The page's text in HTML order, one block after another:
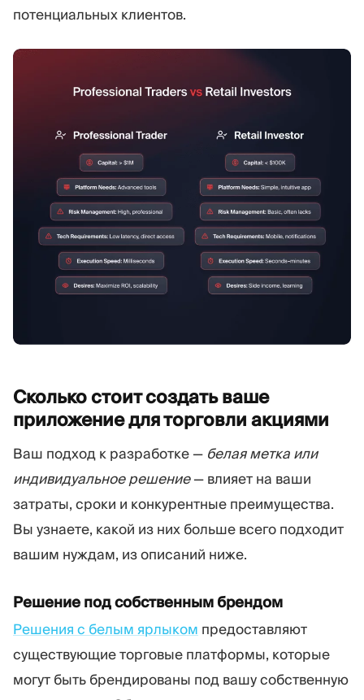
потенциальных клиентов.
Сколько стоит создать ваше
приложение для торговли акциями
Ваш подход к разработке — белая метка или
индивидуальное решение— влияет на ваши
затраты, сроки и конкурентные преимущества.
Вы узнаете, какой из них больше всего подходит
вашим нуждам, из описаний ниже.
Решение под собственным брендом
Решения с белым ярлыком предоставляют
существующие торговые платформы, которые
могут быть брендированы под вашу собственную